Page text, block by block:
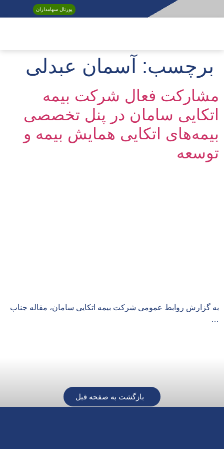
پورتال سهامداران
برچسب: آسمان عبدلی
مشارکت فعال شرکت بیمه
اتکایی سامان در پنل تخصصی
بیمه‌های اتکایی همایش بیمه و
توسعه
به گزارش روابط عمومی شرکت بیمه اتکایی سامان، مقاله جناب
…
بازگشت به صفحه قبل